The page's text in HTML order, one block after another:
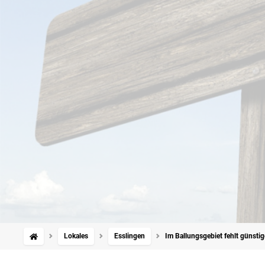
Lokales Esslingen Im Ballungsgebiet fehlt